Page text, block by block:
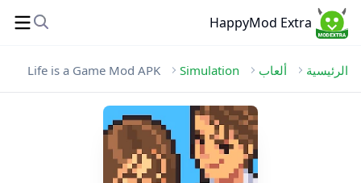
HappyMod Extra
الرئيسية ألعاب Simulation
Life is a Game Mod APK